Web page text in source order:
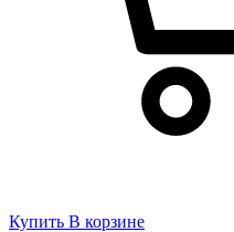
Купить В корзине